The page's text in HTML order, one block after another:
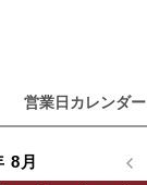
営業日カレンダー
8月